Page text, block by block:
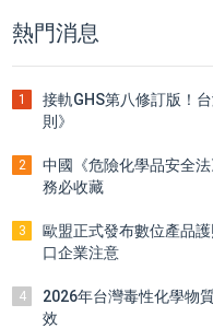
熱門消息
1
接軌GHS第八修訂版！
則》
2
中國《危險化學品安全
務必收藏
3
歐盟正式發布數位產品
口企業注意
4
2026年台灣毒性化學物
效